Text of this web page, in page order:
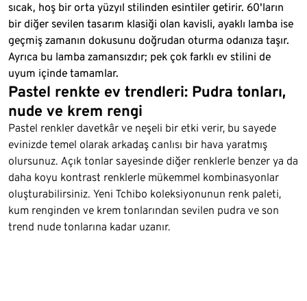
sıcak, hoş bir orta yüzyıl stilinden esintiler getirir. 60'ların
bir diğer sevilen tasarım klasiği olan kavisli, ayaklı lamba ise
geçmiş zamanın dokusunu doğrudan oturma odanıza taşır.
Ayrıca bu lamba zamansızdır; pek çok farklı ev stilini de
uyum içinde tamamlar.
Pastel renkte ev trendleri: Pudra tonları,
nude ve krem rengi
Pastel renkler davetkâr ve neşeli bir etki verir, bu sayede
evinizde temel olarak arkadaş canlısı bir hava yaratmış
olursunuz. Açık tonlar sayesinde diğer renklerle benzer ya da
daha koyu kontrast renklerle mükemmel kombinasyonlar
oluşturabilirsiniz. Yeni Tchibo koleksiyonunun renk paleti,
kum renginden ve krem tonlarından sevilen pudra ve son
trend nude tonlarına kadar uzanır.